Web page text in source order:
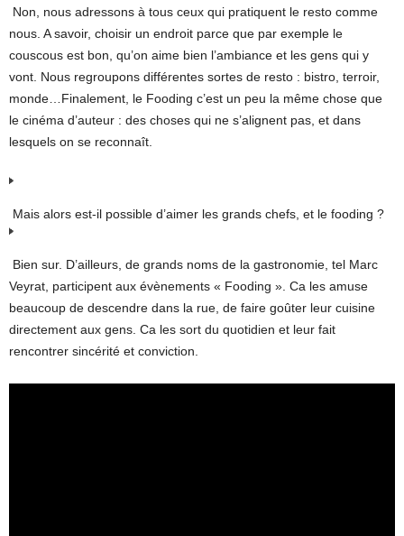
Non, nous adressons à tous ceux qui pratiquent le resto comme
nous. A savoir, choisir un endroit parce que par exemple le
couscous est bon, qu’on aime bien l’ambiance et les gens qui y
vont. Nous regroupons différentes sortes de resto : bistro, terroir,
monde…Finalement, le Fooding c’est un peu la même chose que
le cinéma d’auteur : des choses qui ne s’alignent pas, et dans
lesquels on se reconnaît.
Mais alors est-il possible d’aimer les grands chefs, et le fooding ?
Bien sur. D’ailleurs, de grands noms de la gastronomie, tel Marc
Veyrat, participent aux évènements « Fooding ». Ca les amuse
beaucoup de descendre dans la rue, de faire goûter leur cuisine
directement aux gens. Ca les sort du quotidien et leur fait
rencontrer sincérité et conviction.